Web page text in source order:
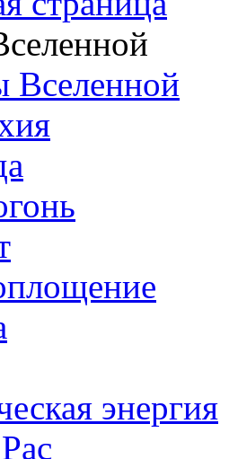
Вселенной
энергия